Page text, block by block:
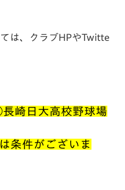
は、クラブHPやTwitte
崎日大高校野球場
条件がございま